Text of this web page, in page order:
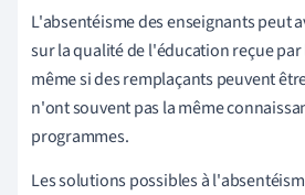
L'absentéisme des enseignants peut
sur la qualité de l'éducation reçue par
même si des remplaçants peuvent
n'ont souvent pas la même
programmes.
Les solutions possibles à